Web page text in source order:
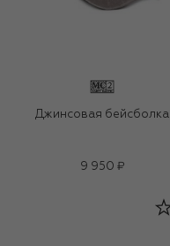
Джинсовая бейсболка
9 950 ₽